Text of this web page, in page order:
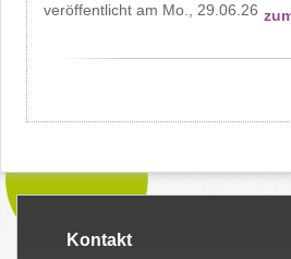
Mo., 29.06.26
Kontakt